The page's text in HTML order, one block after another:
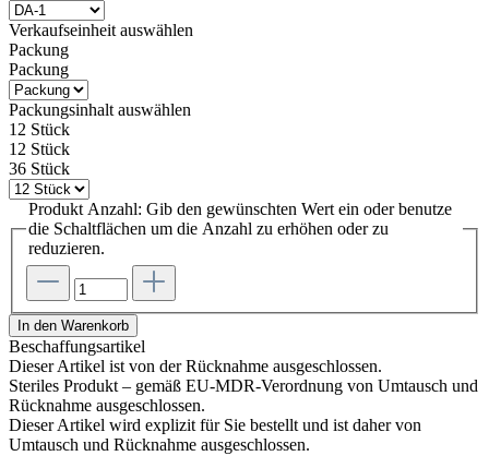
Verkaufseinheit auswählen
Packung
Packung
Packungsinhalt auswählen
12 Stück
12 Stück
36 Stück
Produkt Anzahl: Gib den gewünschten Wert ein oder benutze
die Schaltflächen um die Anzahl zu erhöhen oder zu
reduzieren.
In den Warenkorb
Beschaffungsartikel
Dieser Artikel ist von der Rücknahme ausgeschlossen.
Steriles Produkt – gemäß EU-MDR-Verordnung von Umtausch und
Rücknahme ausgeschlossen.
Dieser Artikel wird explizit für Sie bestellt und ist daher von
Umtausch und Rücknahme ausgeschlossen.